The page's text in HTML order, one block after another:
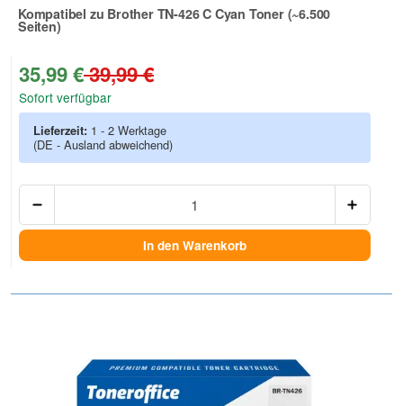
Kompatibel zu Brother TN-426 C Cyan Toner (~6.500
Seiten)
Zur Artikelbewertung
35,99 €39,99 €
Sofort verfügbar
Lieferzeit: 1 - 2 Werktage
(DE - Ausland abweichend)
In den Warenkorb